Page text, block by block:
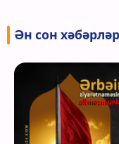
Ән сон хәбәрләр